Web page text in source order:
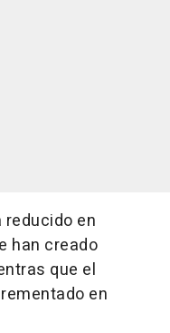
reducido en
han creado
que el
en